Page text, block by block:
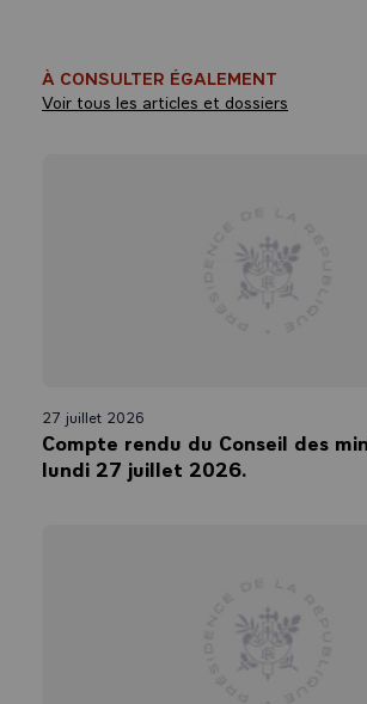
À CONSULTER ÉGALEMENT
Voir tous les articles et dossiers
27 juillet 2026
Compte rendu du Conseil des
lundi 27 juillet 2026.